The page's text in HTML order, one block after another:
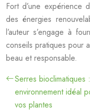
Fort d’une expérience
des énergies
l’auteur s’engage à
conseils pratiques pour
beau et responsable.
Serres bioclimatiques
environnement idéal
vos plantes